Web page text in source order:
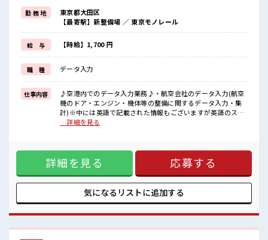
≪女性も仕事をしやすい職場≫
もちろん男性の応募も歓迎！
≪週休2日制≫
週末は家族や友人と一緒にプライベート満喫！
≪未経験でも活躍できる≫
新しいことにチャレンジするのは不安だけど、
しっかり働く環境が整っています！
イチからスキルUP・ステップUP目指していきましょう！
≪自分に合った期間で働ける≫
福利厚生が整った派遣のお仕事です！
■職場の雰囲気
女性多めで休み時間は女子トークがあふれる職場です！
高収入もバッチリ目指せますよ！
勤 務 地
東京都大田区
【最寄駅】新整備場 ／ 東京モノレール
給 与 【時給】1,700 円
職 種 データ入力
仕事内容
♪空港内でのデータ入力業務♪・航空会社のデータ入力(航空
機のドア・エンジン・機体等の整備に関するデータ入力・集
計)※中には英語で記載された情報もございますが英語のスキ
ルは特段必要御座いません。・電話対応基本ございません(あ
♪ オンとオフをきっちり切り替えたい方にオススメ！ ≪女性
も仕事をしやすい職場≫ もちろん男性の応募も歓迎！ ≪週休
2日制≫ 週末は家族や友人と一緒にプライベート満喫！ ≪未
経験でも活躍できる≫ 新しいことにチャレンジするのは不安
だけど、 しっかり働く環境が整っています！ イチからスキル
UP・ステップUP目指していきましょう！ ≪自分に合った期
雰囲気 女性多めで休み時間は女子トークがあふれる職場で
す！ もちろん男性の応募もOKですよ！ 『少人数』だからコ
…詳細を見る
詳細を見る 応募する
気になるリストに追加する